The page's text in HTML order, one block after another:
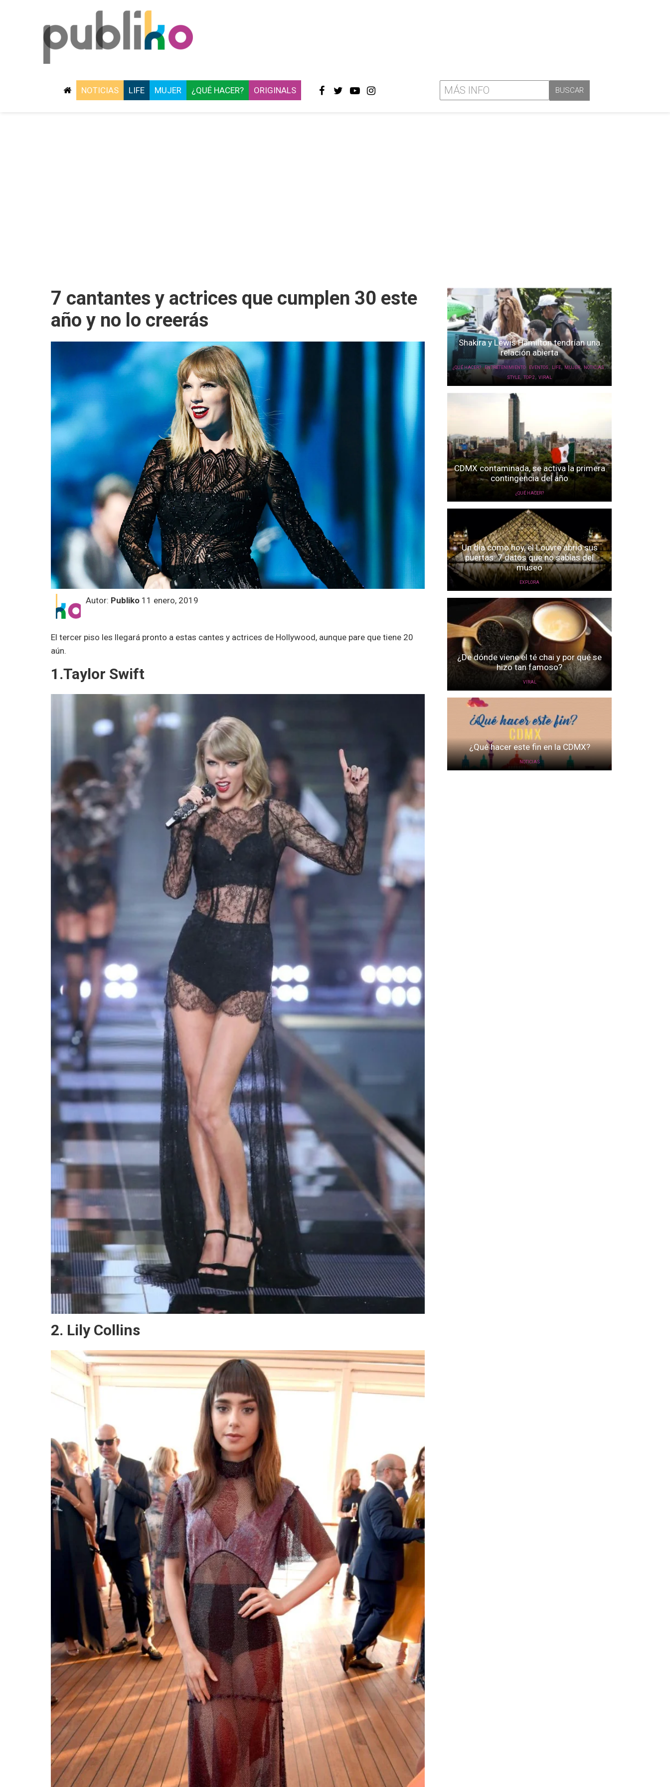
NOTICIAS LIFE MUJER ¿QUÉ HACER? ORIGINALS
7 cantantes y actrices que cumplen 30 este
año y no lo creerás
Autor: Publiko 11 enero, 2019
El tercer piso les llegará pronto a estas cantes y actrices de Hollywood, aunque pare que tiene 20
aún.
1.Taylor Swift
2. Lily Collins
Shakira y Lewis Hamilton tendrían una
relación abierta
¿QUÉ HACER?,ENTRETENIMIENTO EVENTOS, LIFE,MUJER, NOTICIAS,
STYLE, TOP 2 , VIRAL
CDMX contaminada, se activa la primera
contingencia del año
¿QUÉ HACER?
Un día como hoy, el Louvre abrió sus
puertas: 7 datos que no sabías del
museo
EXPLORA
¿De dónde viene el té chai y por qué se
hizo tan famoso?
VIRAL
¿Qué hacer este fin en la CDMX?
NOTICIAS